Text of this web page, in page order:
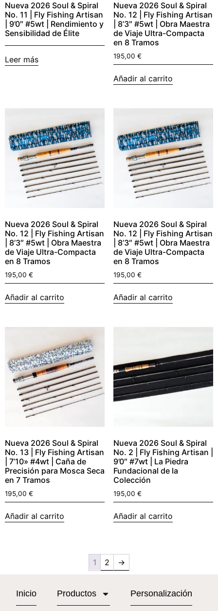
Nueva 2026 Soul & Spiral
No. 11 | Fly Fishing Artisan
| 9’0″ #5wt | Rendimiento y
Sensibilidad de Élite
Leer más
Nueva 2026 Soul & Spiral
No. 12 | Fly Fishing Artisan
| 8’3″ #5wt | Obra Maestra
de Viaje Ultra-Compacta
en 8 Tramos
195,00 €
Añadir al carrito
Nueva 2026 Soul & Spiral
No. 12 | Fly Fishing Artisan
| 8’3″ #5wt | Obra Maestra
de Viaje Ultra-Compacta
en 8 Tramos
195,00 €
Añadir al carrito
Nueva 2026 Soul & Spiral
No. 12 | Fly Fishing Artisan
| 8’3″ #5wt | Obra Maestra
de Viaje Ultra-Compacta
en 8 Tramos
195,00 €
Añadir al carrito
Nueva 2026 Soul & Spiral
No. 13 | Fly Fishing Artisan
| 7’10» #4wt | Caña de
Precisión para Mosca Seca
en 7 Tramos
195,00 €
Añadir al carrito
Nueva 2026 Soul & Spiral
No. 2 | Fly Fishing Artisan |
9’0″ #7wt | La Piedra
Fundacional de la
Colección
195,00 €
Añadir al carrito
1 2 →
Inicio Productos Personalización